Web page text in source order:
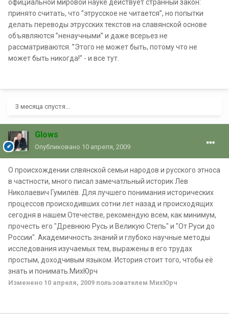
официальной мировой науке действует странный закон:
принято считать, что ”этрусское не читается”, но попытки
делать переводы этрусских текстов на славянской основе
объявляются ”ненаучными” и даже всерьез не
рассматриваются. ”Этого не может быть, потому что не
может быть никогда!” - и все тут.
3 месяца спустя...
Glows
Опубликовано 10 апреля, 2009
О происхождении слвянской семьи народов и русского этноса
в частности, много писал замечатльный историк Лев
Николаевич Гумилёв. Для лучшего понимания исторических
процессов происходивших сотни лет назад и происходящих
сегодня в нашем Отечестве, рекомендую всем, как минимум,
прочесть его "Древнюю Русь и Великую Степь" и "От Руси до
России". Академичность знаний и глубоко научные методы
исследования изучаемых тем, выражены в его трудах
простым, доходчивым языком. История стоит того, чтобы её
знать и понимать.МихЮрч
Изменено 10 апреля, 2009 пользователем МихЮрч